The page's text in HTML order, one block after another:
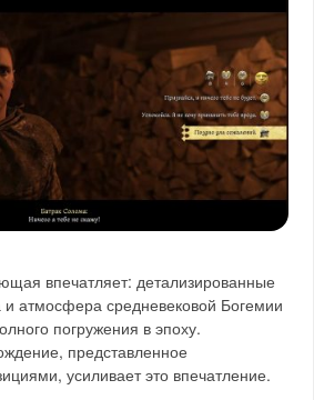
впечатляет: детализированные
и атмосфера средневековой Богемии
погружения в эпоху.
представленное
усиливает это впечатление.